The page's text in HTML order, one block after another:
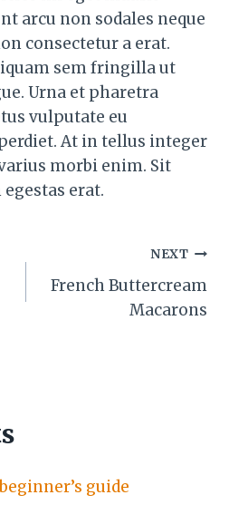
arcu non sodales neque
consectetur a erat.
sem fringilla ut
Urna et pharetra
vulputate eu
At in tellus integer
morbi enim. Sit
erat.
NEXT
French Buttercream
Macarons